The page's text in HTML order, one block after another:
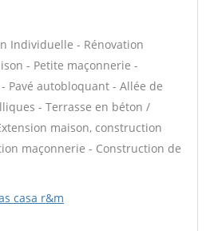
Individuelle - Rénovation
- Petite maçonnerie -
Pavé autobloquant - Allée de
- Terrasse en béton /
maison, construction
maçonnerie - Construction de
casa r&m